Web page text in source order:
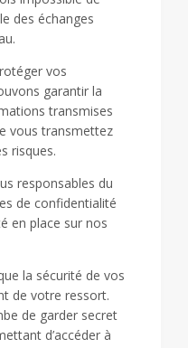
des échanges
vos
garantir la
transmises
vous transmettez
risques.
responsables du
de confidentialité
en place sur nos
la sécurité de vos
de votre ressort.
de garder secret
d’accéder à